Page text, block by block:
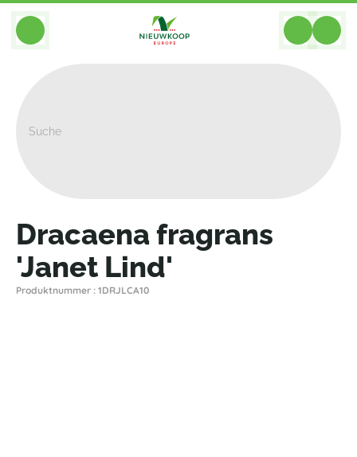
BACK
Dracaena fragrans
'Janet Lind'
Produktnummer : 1DRJLCA10